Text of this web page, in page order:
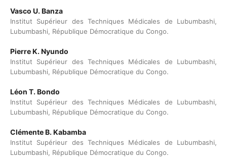
Vasco U. Banza
Institut Supérieur des Techniques Médicales de Lubumbashi,
Lubumbashi, République Démocratique du Congo.
Pierre K. Nyundo
Institut Supérieur des Techniques Médicales de Lubumbashi,
Lubumbashi, République Démocratique du Congo.
Léon T. Bondo
Institut Supérieur des Techniques Médicales de Lubumbashi,
Lubumbashi, République Démocratique du Congo.
Clémente B. Kabamba
Institut Supérieur des Techniques Médicales de Lubumbashi,
Lubumbashi, République Démocratique du Congo.